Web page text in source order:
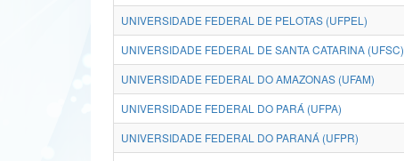
UNIVERSIDADE FEDERAL DE PELOTAS (UFPEL)
UNIVERSIDADE FEDERAL DE SANTA CATARINA (UFSC)
UNIVERSIDADE FEDERAL DO AMAZONAS (UFAM)
UNIVERSIDADE FEDERAL DO PARÁ (UFPA)
UNIVERSIDADE FEDERAL DO PARANÁ (UFPR)